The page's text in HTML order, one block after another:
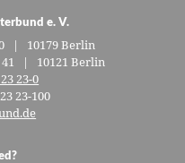
e. V.
| 10179 Berlin
41 | 10121 Berlin
23-0
23-100